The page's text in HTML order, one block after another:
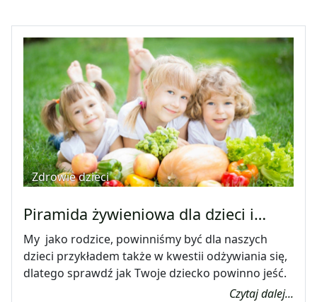
Zdrowie dzieci
Piramida żywieniowa dla dzieci i…
My jako rodzice, powinniśmy być dla naszych
dzieci przykładem także w kwestii odżywiania się,
dlatego sprawdź jak Twoje dziecko powinno jeść.
Czytaj dalej...